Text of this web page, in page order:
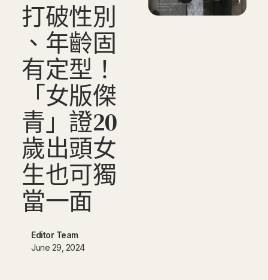
打破性別
、 年齡固
有定型 ！
「女版傑
青」 證20
歲出頭女
生也可獨
當一面
Editor Team
June 29, 2024